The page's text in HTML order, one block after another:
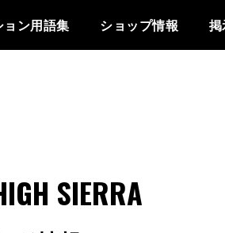
ン用語集 ショップ情報
SIERRA